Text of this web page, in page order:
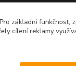
Pro základní funkčnost,
cílení reklamy